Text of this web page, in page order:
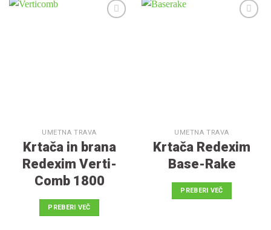
UMETNA TRAVA
Krtača in brana
Redexim Verti-
Comb 1800
PREBERI VEČ
UMETNA TRAVA
Krtača Redexim
Base-Rake
PREBERI VEČ